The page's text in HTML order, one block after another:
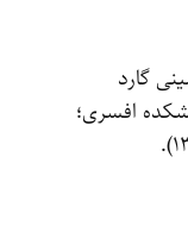
گارد
افسری‌؛